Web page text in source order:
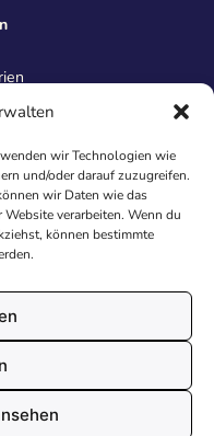
wir Technologien wie
und/oder darauf zuzugreifen.
wir Daten wie das
verarbeiten. Wenn du
können bestimmte
vorbehalten. Made with